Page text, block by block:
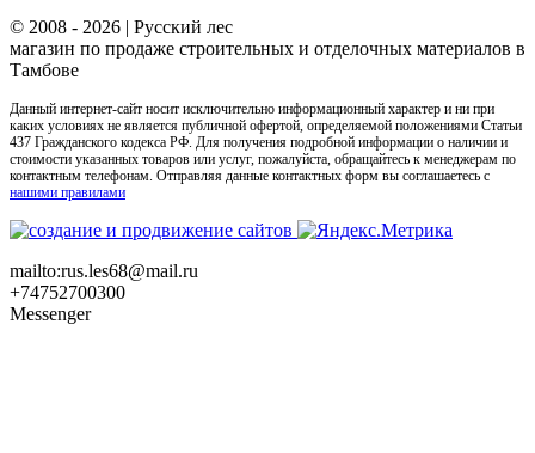
© 2008 - 2026 | Русский лес
магазин по продаже строительных и отделочных материалов в
Тамбове
Данный интернет-сайт носит исключительно информационный характер и ни при
каких условиях не является публичной офертой, определяемой положениями Статьи
437 Гражданского кодекса РФ. Для получения подробной информации о наличии и
стоимости указанных товаров или услуг, пожалуйста, обращайтесь к менеджерам по
контактным телефонам. Отправляя данные контактных форм вы соглашаетесь с
нашими правилами
mailto:rus.les68@mail.ru
+74752700300
Messenger